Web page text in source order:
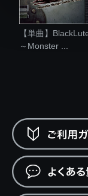
【単曲】
～Monster ...